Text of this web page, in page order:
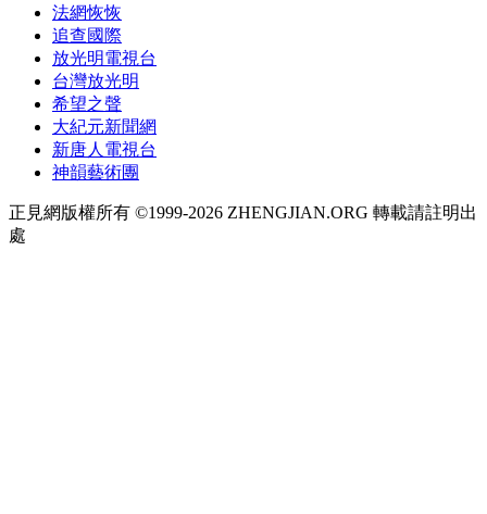
法網恢恢
追查國際
放光明電視台
台灣放光明
希望之聲
大紀元新聞網
新唐人電視台
神韻藝術團
正見網版權所有 ©1999-2026 ZHENGJIAN.ORG 轉載請註明出
處